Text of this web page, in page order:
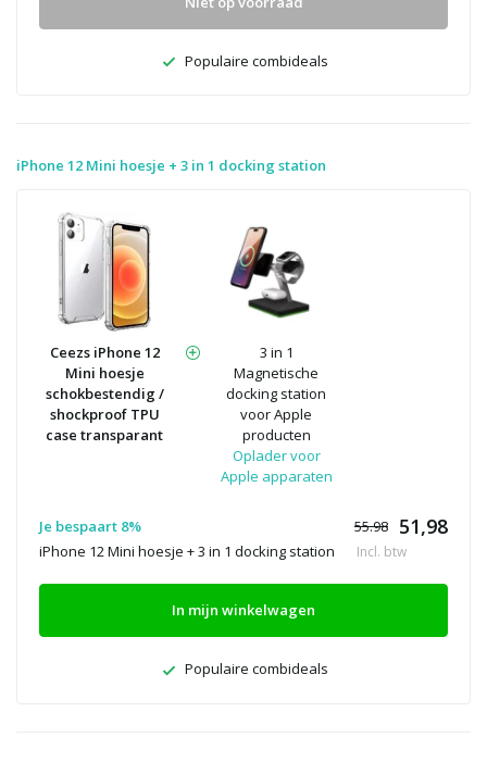
Populaire combideals
iPhone 12 Mini hoesje + 3 in 1 docking station
Ceezs iPhone 12
Mini hoesje
schokbestendig /
shockproof TPU
case transparant
3 in 1
Magnetische
docking station
voor Apple
producten
Oplader voor
Apple apparaten
Je bespaart 8% 55.98 51,98
iPhone 12 Mini hoesje + 3 in 1 docking station Incl. btw
In mijn winkelwagen
Populaire combideals